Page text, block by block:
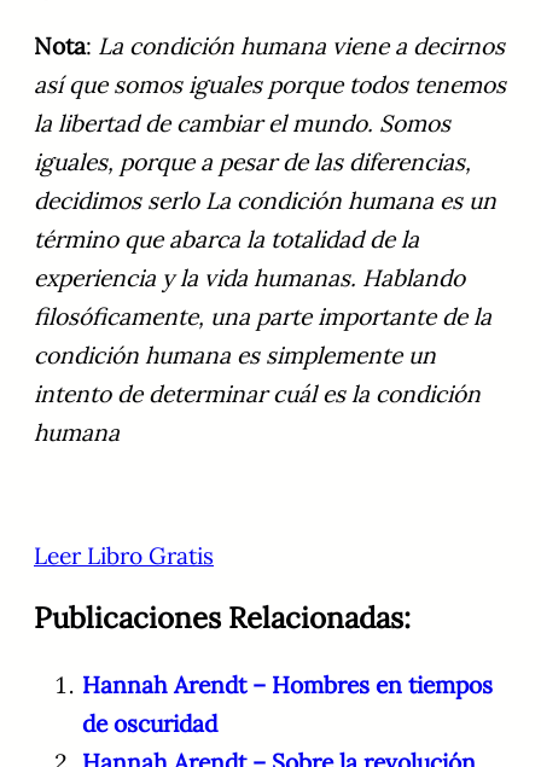
Nota: La condición humana viene a decirnos
así que somos iguales porque todos tenemos
la libertad de cambiar el mundo. Somos
iguales, porque a pesar de las diferencias,
decidimos serlo La condición humana es un
término que abarca la totalidad de la
experiencia y la vida humanas. Hablando
filosóficamente, una parte importante de la
condición humana es simplemente un
intento de determinar cuál es la condición
humana
Leer Libro Gratis
Publicaciones Relacionadas:
Hannah Arendt – Hombres en tiempos
de oscuridad